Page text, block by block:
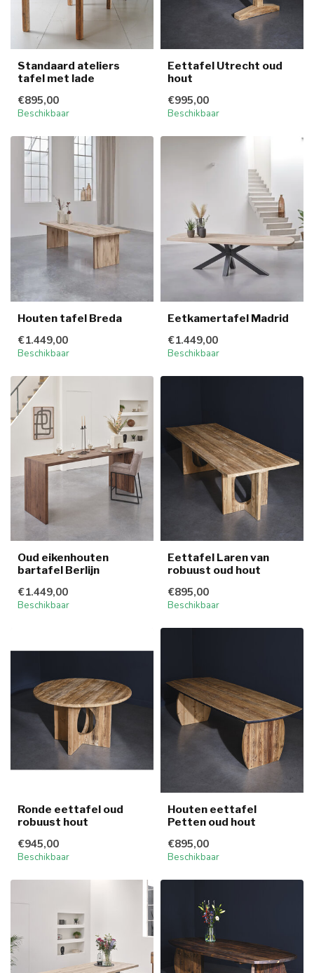
Standaard ateliers
tafel met lade
€895,00
Beschikbaar
Eettafel Utrecht oud
hout
€995,00
Beschikbaar
Houten tafel Breda
€1.449,00
Beschikbaar
Eetkamertafel Madrid
€1.449,00
Beschikbaar
Oud eikenhouten
bartafel Berlijn
€1.449,00
Beschikbaar
Eettafel Laren van
robuust oud hout
€895,00
Beschikbaar
Ronde eettafel oud
robuust hout
€945,00
Beschikbaar
Houten eettafel
Petten oud hout
€895,00
Beschikbaar